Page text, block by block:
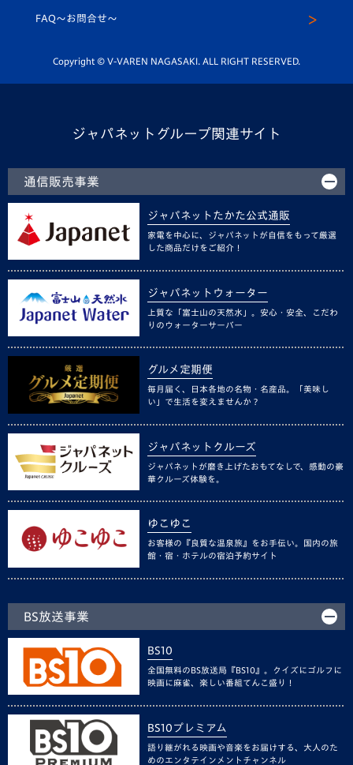
平和祈念活動
ホームタウン活動
スクール
FAQ〜お問合せ〜
Copyright © V-VAREN NAGASAKI. ALL RIGHT RESERVED.
ジャパネットグループ関連サイト
通信販売事業
ジャパネットたかた公式通販
家電を中心に、ジャパネットが自信をもって厳選
した商品だけをご紹介！
ジャパネットウォーター
上質な「富士山の天然水」。安心・安全、こだわ
りのウォーターサーバー
グルメ定期便
毎月届く、日本各地の名物・名産品。「美味し
い」で生活を変えませんか？
ジャパネットクルーズ
ジャパネットが磨き上げたおもてなしで、感動の豪
華クルーズ体験を。
ゆこゆこ
お客様の『良質な温泉旅』をお手伝い。国内の旅
館・宿・ホテルの宿泊予約サイト
BS放送事業
BS10
全国無料のBS放送局『BS10』。クイズにゴルフに
映画に麻雀、楽しい番組てんこ盛り！
BS10プレミアム
語り継がれる映画や音楽をお届けする、大人のた
めのエンタテインメントチャンネル